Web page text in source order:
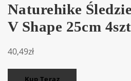
Naturehike
V Shape 25cm
40,49zł
Kup Teraz